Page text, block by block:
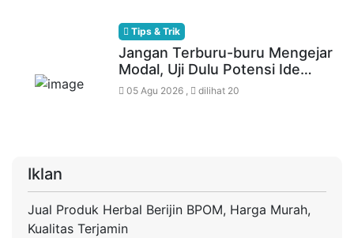
Tips & Trik
Jangan Terburu-buru Mengejar
Modal, Uji Dulu Potensi Ide…
05 Agu 2026 , dilihat 20
Iklan
Jual Produk Herbal Berijin BPOM, Harga Murah,
Kualitas Terjamin